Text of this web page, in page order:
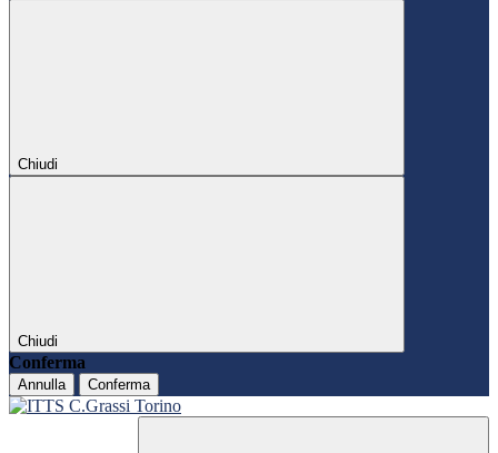
Chiudi
Chiudi
Conferma
Annulla Conferma